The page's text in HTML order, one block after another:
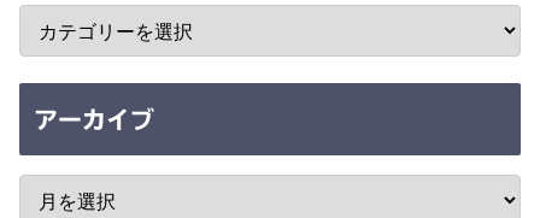
アーカイブ